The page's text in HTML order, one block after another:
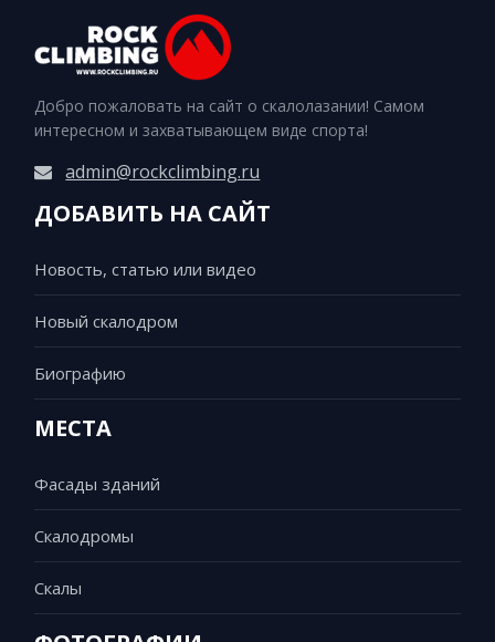
Добро пожаловать на сайт о скалолазании! Самом
интересном и захватывающем виде спорта!
admin@rockclimbing.ru
ДОБАВИТЬ НА САЙТ
Новость, статью или видео
Новый скалодром
Биографию
МЕСТА
Фасады зданий
Скалодромы
Скалы